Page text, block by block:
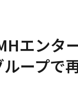
エンタ
ープで